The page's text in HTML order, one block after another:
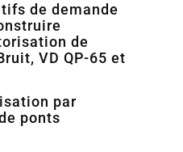
de demande
de
VD QP-65 et
par
ponts